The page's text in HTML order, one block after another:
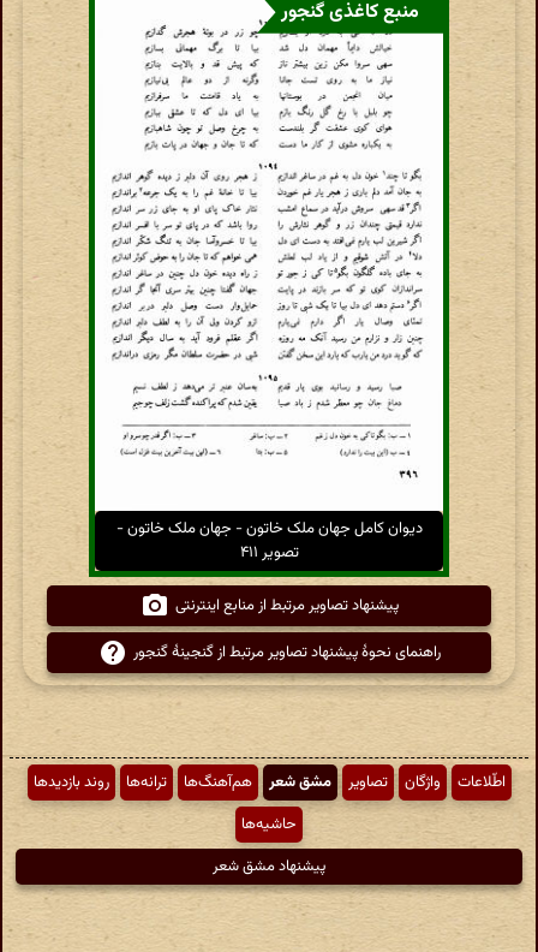
منبع کاغذی گنجور
دیوان کامل جهان ملک خاتون - جهان ملک خاتون -
تصویر ۴۱۱
پیشنهاد تصاویر مرتبط از منابع اینترنتی
راهنمای نحوهٔ پیشنهاد تصاویر مرتبط از گنجینهٔ گنجور
اطّلاعات واژگان تصاویر مشق شعر هم‌آهنگ‌ها ترانه‌ها
روند بازدیدها
حاشیه‌ها
پیشنهاد مشق شعر